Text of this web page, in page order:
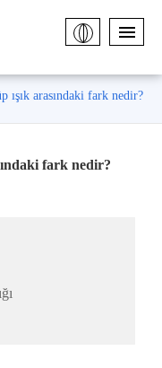
ışık arasındaki fark nedir?
fark nedir?